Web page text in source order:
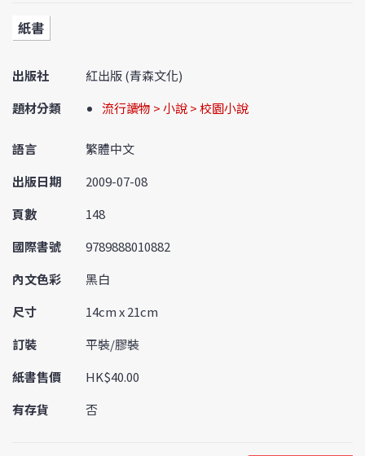
紙書
出版社
紅出版 (青森文化)
題材分類
流行讀物 > 小說 > 校園小說
語言
繁體中文
出版日期
2009-07-08
頁數
148
國際書號
9789888010882
內文色彩
黑白
尺寸
14cm x 21cm
訂裝
平裝/膠裝
紙書售價
HK$40.00
有存貨
否